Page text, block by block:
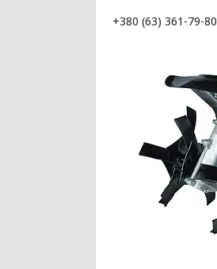
+380 (63) 361-79-80